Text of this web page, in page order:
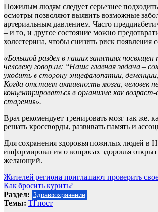
Пожилым людям следует серьезнее
осмотры позволяют выявить возможные
артериальным давлением. Часто
– и то, и другое состояние можно
холестерина, чтобы снизить риск появления
«Большой раздел в наших занятиях посвящен
человеку говорим: “Наша главная задача –
уходить в сторону энцефалопатии,
Когда отстает активность мозга, человек
концентрироваться в организме как
старения».
Врач рекомендует тренировать мозг так же,
решать кроссворды, развивать память и
Для сохранения здоровья пожилых людей в
информирования о вопросах здоровья
желающий.
Навигация
по
записям
Жителей региона приглашают проверить
Как бросить курить?
Раздел: Здравоохранение
Темы: ТГпост